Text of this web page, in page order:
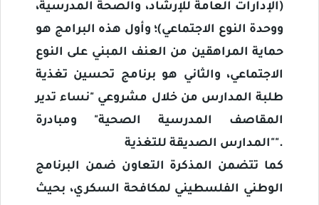
(الإدارات العامة للإرشاد، والصحة المدرسية،
ووحدة النوع الاجتماعي)؛ وأول هذه البرامج هو
حماية المراهقين من العنف المبني على النوع
الاجتماعي، والثاني هو برنامج تحسين تغذية
طلبة المدارس من خلال مشروعي "نساء تدير
المقاصف المدرسية الصحية" ومبادرة
"المدارس الصديقة للتغذية".
كما تتضمن المذكرة التعاون ضمن البرنامج
الوطني الفلسطيني لمكافحة السكري، بحيث